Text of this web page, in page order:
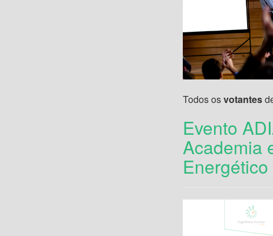
Todos osvotantes
Evento
Academia
Energético